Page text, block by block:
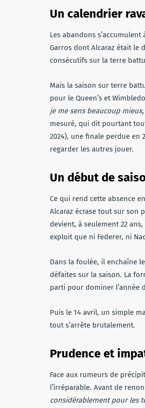
Un calendrier
Les abandons
Garros dont Alcaraz était le
consécutifs sur la terre
Mais la saison sur terre
pour le Queen’s et
je me sens beaucoup
mesuré, qui dit pourtant
2024), une finale perdue en
regarder les autres jouer.
Un début de
Ce qui rend cette absence
Alcaraz écrase tout sur son
devient, à seulement 22
exploit que ni Federer, ni
Dans la foulée, il enchaîne
défaites sur la saison. La
parti pour dominer l’année
Puis le 14 avril, un simple
tout s’arrête brutalement.
Prudence et
Face aux rumeurs de
l’irréparable. Avant de
considérablement pour les